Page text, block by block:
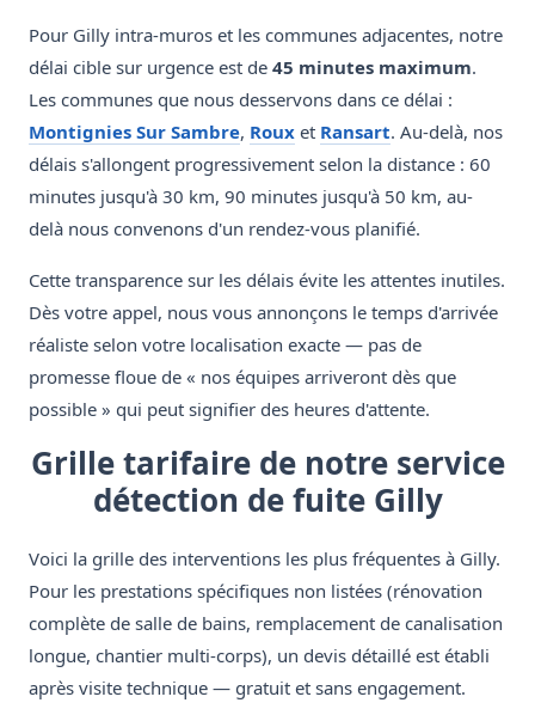
Pour Gilly intra-muros et les communes adjacentes, notre
délai cible sur urgence est de 45 minutes maximum.
Les communes que nous desservons dans ce délai :
Montignies Sur Sambre, Roux et Ransart. Au-delà, nos
délais s'allongent progressivement selon la distance : 60
minutes jusqu'à 30 km, 90 minutes jusqu'à 50 km, au-
delà nous convenons d'un rendez-vous planifié.
Cette transparence sur les délais évite les attentes inutiles.
Dès votre appel, nous vous annonçons le temps d'arrivée
réaliste selon votre localisation exacte — pas de
promesse floue de « nos équipes arriveront dès que
possible » qui peut signifier des heures d'attente.
Grille tarifaire de notre service
détection de fuite Gilly
Voici la grille des interventions les plus fréquentes à Gilly.
Pour les prestations spécifiques non listées (rénovation
complète de salle de bains, remplacement de canalisation
longue, chantier multi-corps), un devis détaillé est établi
après visite technique — gratuit et sans engagement.